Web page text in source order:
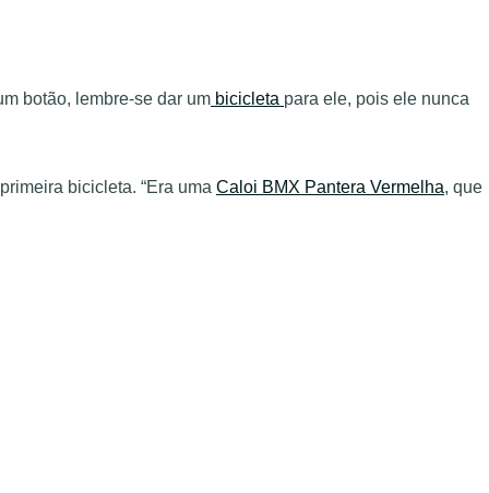
botão, lembre-se dar um bicicleta para ele, pois ele nunca
bicicleta. “Era uma Caloi BMX Pantera Vermelha, que